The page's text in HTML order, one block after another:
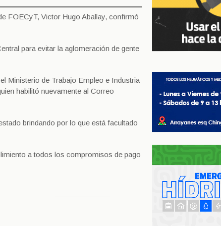
FOECyT, Victor Hugo Aballay, confirmó
para evitar la aglomeración de gente
Ministerio de Trabajo Empleo e Industria
habilitó nuevamente al Correo
brindando por lo que está facultado
a todos los compromisos de pago